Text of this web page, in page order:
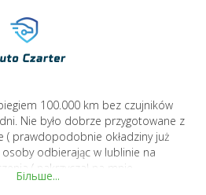
100.000 km bez czujników
Nie było dobrze przygotowane z
( prawdopodobnie okładziny już
odbierając w lublinie na
( nakrzyczał na mnie
się parę minut i nie odebrałem
Більше...